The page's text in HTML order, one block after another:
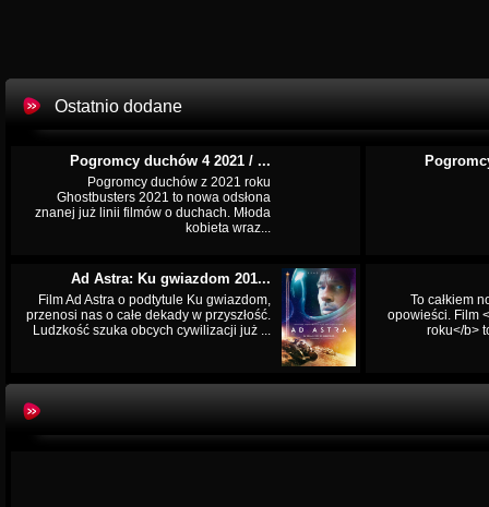
Ostatnio dodane
Pogromcy duchów 4 2021 / ...
Pogromcy duchów z 2021 roku
Ghostbusters 2021 to nowa odsłona
znanej już linii filmów o duchach. Młoda
kobieta wraz...
Ad Astra: Ku gwiazdom 201...
Film Ad Astra o podtytule Ku gwiazdom,
przenosi nas o całe dekady w przyszłość.
Ludzkość szuka obcych cywilizacji już ...
To całkiem
opowieści. Film
roku</b>